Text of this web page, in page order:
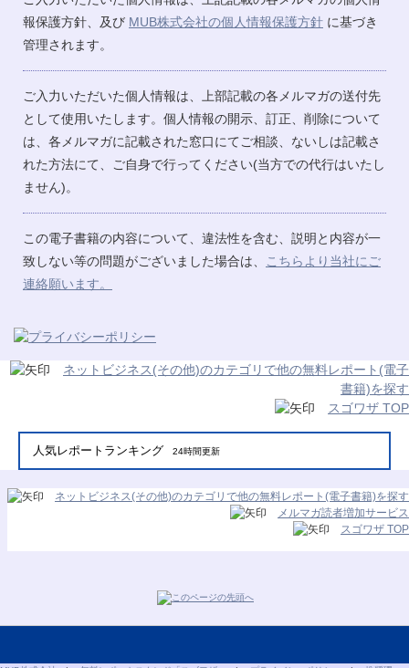
報保護方針、及び MUB株式会社の個人情報保護方針 に基づき
管理されます。
ご入力いただいた個人情報は、上部記載の各メルマガの送付先
として使用いたします。個人情報の開示、訂正、削除について
は、各メルマガに記載された窓口にてご相談、ないしは記載さ
れた方法にて、ご自身で行ってください(当方での代行はいたし
ません)。
この電子書籍の内容について、違法性を含む、説明と内容が一
致しない等の問題がございました場合は、
こちらより当社にご
連絡願います。
ネットビジネス(その他)のカテゴリで他の無料レポート(電子
書籍)を探す
スゴワザ TOP
人気レポートランキング 24時間更新
ネットビジネス(その他)のカテゴリで他の無料レポート(電子書籍)を探す
メルマガ読者増加サービス
スゴワザ TOP